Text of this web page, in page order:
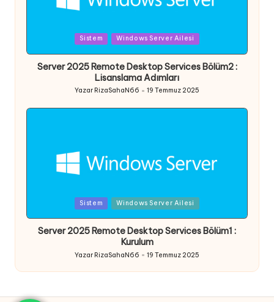
Sistem Windows Server Ailesi
Server 2025 Remote Desktop Services Bölüm2 :
Lisanslama Adımları
Posted
by
Yazar RizaSahaN66 19 Temmuz 2025
Sistem Windows Server Ailesi
Server 2025 Remote Desktop Services Bölüm1 :
Kurulum
Posted
by
Yazar RizaSahaN66 19 Temmuz 2025